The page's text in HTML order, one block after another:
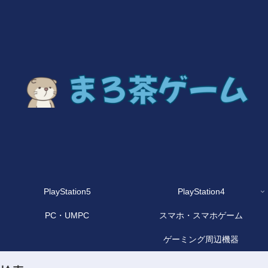
PlayStation5 PlayStation4
PC・UMPC スマホ・スマホゲーム
ゲーミング周辺機器